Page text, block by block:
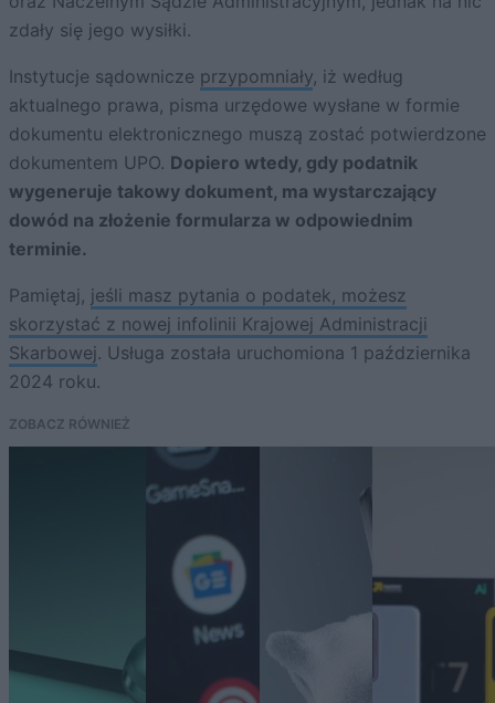
zdały się jego wysiłki.
Instytucje sądownicze przypomniały, iż według
aktualnego prawa, pisma urzędowe wysłane w formie
dokumentu elektronicznego muszą zostać potwierdzone
dokumentem UPO. Dopiero wtedy, gdy podatnik
wygeneruje takowy dokument, ma wystarczający
dowód na złożenie formularza w odpowiednim
terminie.
Pamiętaj, jeśli masz pytania o podatek, możesz
skorzystać z nowej infolinii Krajowej Administracji
Skarbowej. Usługa została uruchomiona 1 października
2024 roku.
ZOBACZ RÓWNIEŻ